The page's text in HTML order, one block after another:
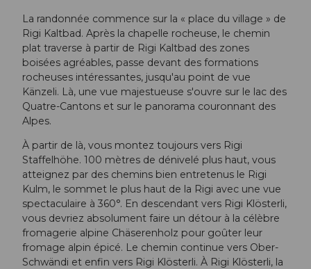
La randonnée commence sur la « place du village » de
Rigi Kaltbad. Après la chapelle rocheuse, le chemin
plat traverse à partir de Rigi Kaltbad des zones
boisées agréables, passe devant des formations
rocheuses intéressantes, jusqu'au point de vue
Känzeli. Là, une vue majestueuse s'ouvre sur le lac des
Quatre-Cantons et sur le panorama couronnant des
Alpes.
À partir de là, vous montez toujours vers Rigi
Staffelhöhe. 100 mètres de dénivelé plus haut, vous
atteignez par des chemins bien entretenus le Rigi
Kulm, le sommet le plus haut de la Rigi avec une vue
spectaculaire à 360°. En descendant vers Rigi Klösterli,
vous devriez absolument faire un détour à la célèbre
fromagerie alpine Chäserenholz pour goûter leur
fromage alpin épicé. Le chemin continue vers Ober-
Schwändi et enfin vers Rigi Klösterli. À Rigi Klösterli, la